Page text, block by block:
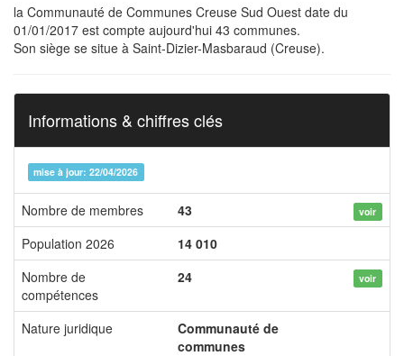
la Communauté de Communes Creuse Sud Ouest date du
01/01/2017 est compte aujourd'hui 43 communes.
Son siège se situe à Saint-Dizier-Masbaraud (Creuse).
Informations & chiffres clés
mise à jour: 22/04/2026
Nombre de membres 43 voir
Population 2026
14 010
Nombre de
compétences
24 voir
Nature juridique
Communauté de
communes